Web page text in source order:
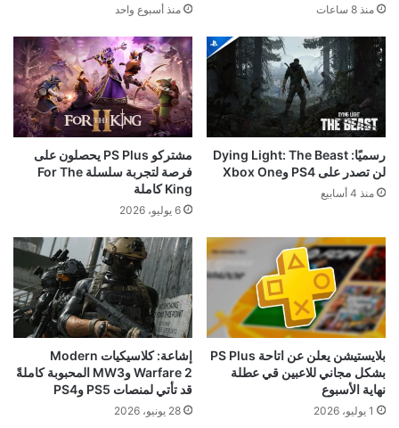
منذ 8 ساعات منذ أسبوع واحد
رسميًا: Dying Light: The Beast
لن تصدر على PS4 وXbox One
منذ 4 أسابيع
مشتركو PS Plus يحصلون على
فرصة لتجربة سلسلة For The
King كاملة
6 يوليو، 2026
بلايستيشن يعلن عن اتاحة PS Plus
بشكل مجاني للاعبين قي عطلة
نهاية الأسبوع
1 يوليو، 2026
إشاعة: كلاسيكيات Modern
Warfare 2 وMW3 المحبوبة كاملةً
قد تأتي لمنصات PS5 وPS4
28 يونيو، 2026